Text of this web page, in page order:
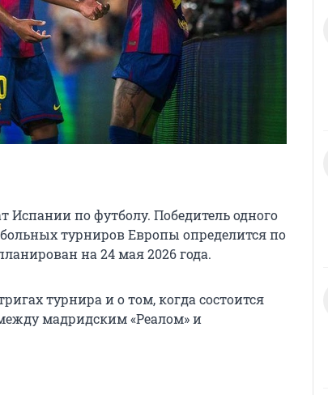
по футболу. Победитель одного
турниров Европы определится по
на 24 мая 2026 года.
турнира и о том, когда состоится
мадридским «Реалом» и